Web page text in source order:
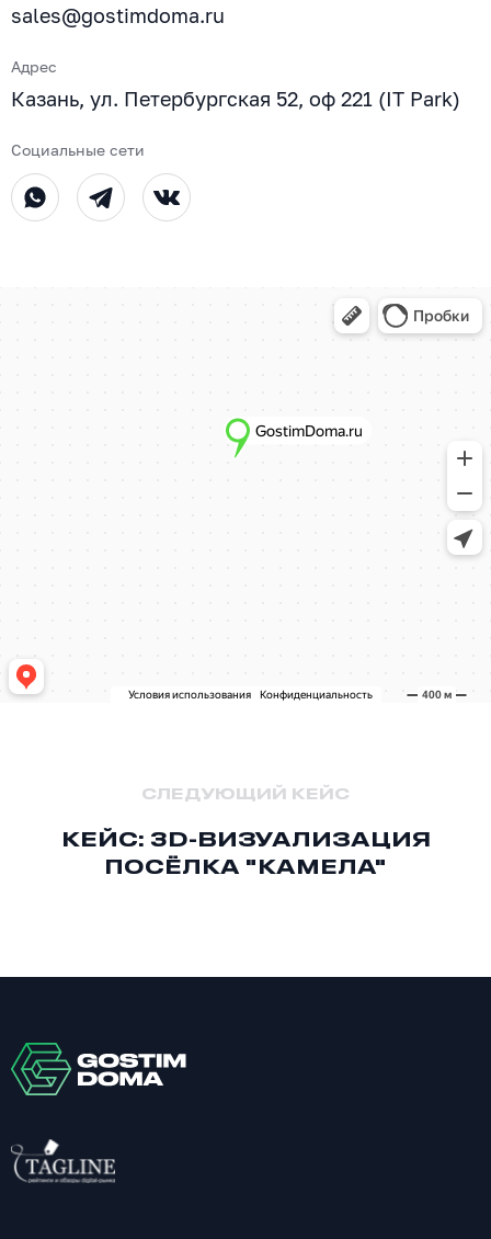
sales@gostimdoma.ru
Адрес
Казань, ул. Петербургская 52, оф 221 (IT Park)
Социальные сети
СЛЕДУЮЩИЙ КЕЙС
КЕЙС: 3D-ВИЗУАЛИЗАЦИЯ
ПОСЁЛКА "КАМЕЛА"